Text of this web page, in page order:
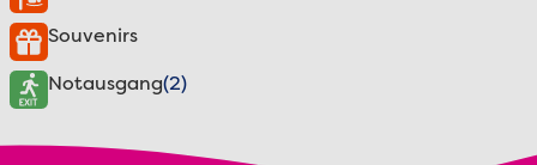
Souvenirs
Notausgang(2)